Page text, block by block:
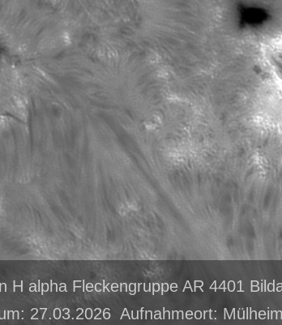
H alpha Fleckengruppe AR 4401
27.03.2026 Aufnahmeort: